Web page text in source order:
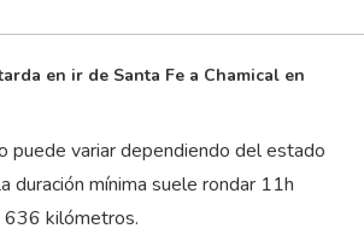
en ir de Santa Fe a Chamical en
puede variar dependiendo del estado
duración mínima suele rondar 11h
636 kilómetros.